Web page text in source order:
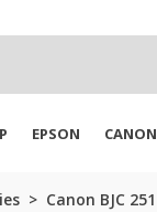
EPSON CANON
Canon BJC 251